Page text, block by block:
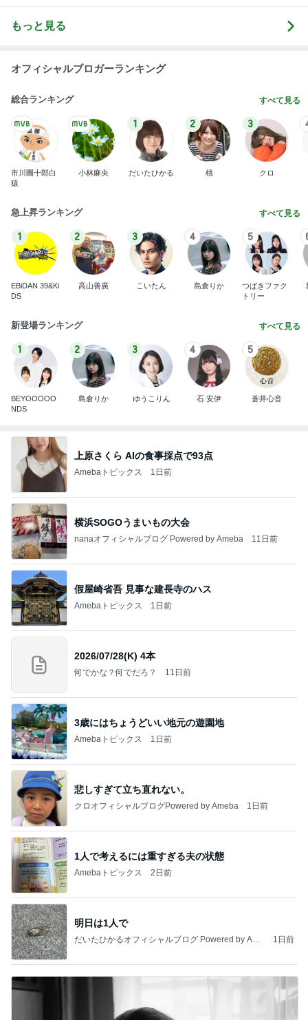
もっと見る
オフィシャルブロガーランキング
総合ランキング すべて見る
市川團十郎白
猿
小林麻央
1
だいたひかる
2
桃
3
クロ
急上昇ランキング すべて見る
1
EBiDAN 39&Ki
DS
2
高山善廣
3
こいたん
4
島倉りか
5
つばきファク
トリー
新登場ランキング すべて見る
1
BEYOOOOO
NDS
2
島倉りか
3
ゆうこりん
4
石 安伊
5
蒼井心音
上原さくら AIの食事採点で93点
Amebaトピックス 1日前
横浜SOGOうまいもの大会
nanaオフィシャルブログ Powered by Ameba 11日前
假屋崎省吾 見事な建長寺のハス
Amebaトピックス 1日前
2026/07/28(K) 4本
何でかな？何でだろ？ 11日前
3歳にはちょうどいい地元の遊園地
Amebaトピックス 1日前
悲しすぎて立ち直れない。
クロオフィシャルブログPowered by Ameba 1日前
1人で考えるには重すぎる夫の状態
Amebaトピックス 2日前
明日は1人で
だいたひかるオフィシャルブログ Powered by Ame
1日前